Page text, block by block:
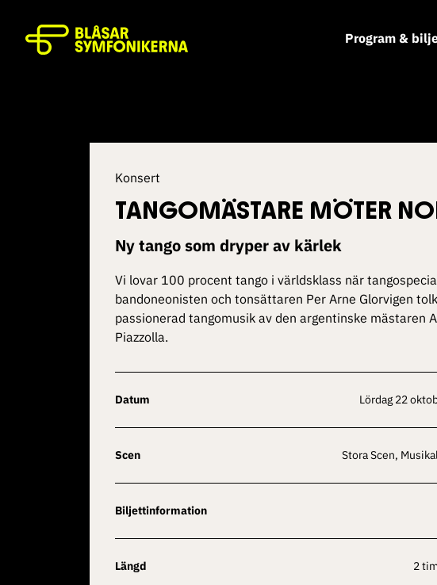
Program &
Konsert
TANGOMÄSTARE MÖTER
Ny tango som dryper av kärlek
Vi lovar 100 procent tango i världsklass när
bandoneonisten och tonsättaren Per Arne Glorvigen
passionerad tangomusik av den argentinske mästaren
Piazzolla.
Datum lördag 22
Scen Stora Scen,
Biljettinformation
Längd 2